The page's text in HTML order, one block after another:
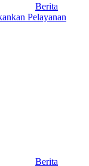
Berita
Pelayanan
Berita